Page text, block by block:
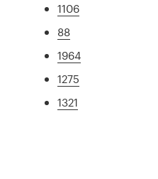
1106
88
1964
1275
1321